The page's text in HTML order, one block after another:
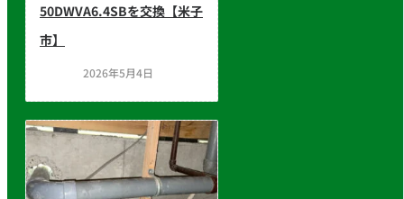
50DWVA6.4SBを交換【米子
市】
2026年5月4日